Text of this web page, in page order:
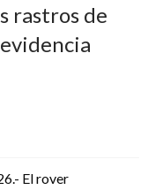
rastros de
El rover